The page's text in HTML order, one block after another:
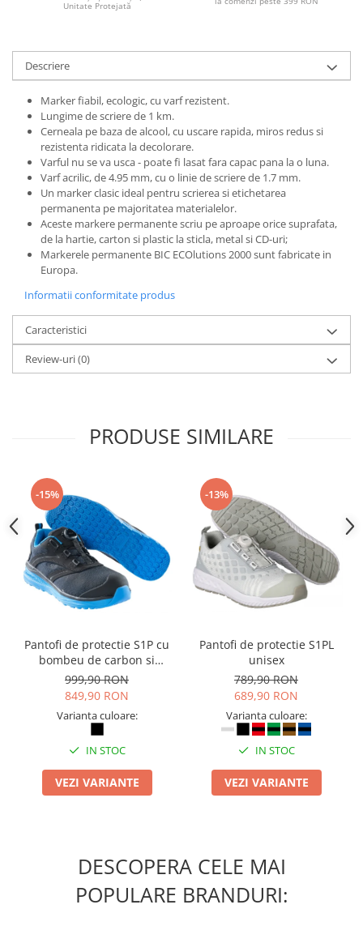
Unitate Protejată
Descriere
Marker fiabil, ecologic, cu varf rezistent.
Lungime de scriere de 1 km.
Cerneala pe baza de alcool, cu uscare rapida, miros redus si
rezistenta ridicata la decolorare.
Varful nu se va usca - poate fi lasat fara capac pana la o luna.
Varf acrilic, de 4.95 mm, cu o linie de scriere de 1.7 mm.
Un marker clasic ideal pentru scrierea si etichetarea
permanenta pe majoritatea materialelor.
Aceste markere permanente scriu pe aproape orice suprafata,
de la hartie, carton si plastic la sticla, metal si CD-uri;
Markerele permanente BIC ECOlutions 2000 sunt fabricate in
Europa.
Informatii conformitate produs
Caracteristici
Review-uri(0)
PRODUSE SIMILARE
-15%
Pantofi de protectie S1P cu
bombeu de carbon si
inchidere BOAÂ® Fit
999,90 RON
849,90 RON
Varianta culoare:
IN STOC
VEZI VARIANTE
-13%
Pantofi de protectie S1PL
unisex
789,90 RON
689,90 RON
Varianta culoare:
IN STOC
VEZI VARIANTE
DESCOPERA CELE MAI
POPULARE BRANDURI: